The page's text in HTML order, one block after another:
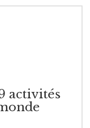
activités